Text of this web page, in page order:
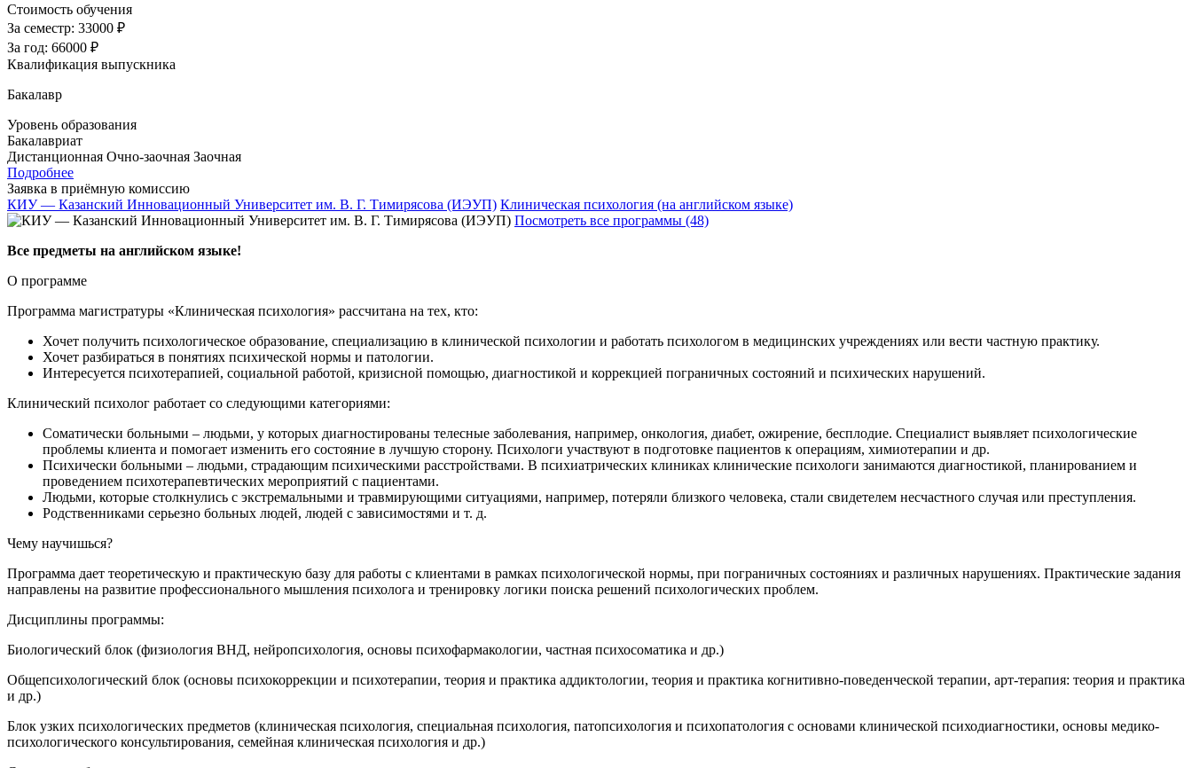
Стоимость обучения
За семестр: 33000 ₽
За год: 66000 ₽
Квалификация выпускника
Бакалавр
Уровень образования
Бакалавриат
Дистанционная Очно-заочная Заочная
Подробнее
Заявка в приёмную комиссию
КИУ — Казанский Инновационный Университет им. В. Г. Тимирясова (ИЭУП) Клиническая психология (на английском языке)
Посмотреть все программы (48)
Все предметы на английском языке!
О программе
Программа магистратуры «Клиническая психология» рассчитана на тех, кто:
Хочет получить психологическое образование, специализацию в клинической психологии и работать психологом в медицинских учреждениях или вести частную практику.
Хочет разбираться в понятиях психической нормы и патологии.
Интересуется психотерапией, социальной работой, кризисной помощью, диагностикой и коррекцией пограничных состояний и психических нарушений.
Клинический психолог работает со следующими категориями:
Соматически больными – людьми, у которых диагностированы телесные заболевания, например, онкология, диабет, ожирение, бесплодие. Специалист выявляет психологические
проблемы клиента и помогает изменить его состояние в лучшую сторону. Психологи участвуют в подготовке пациентов к операциям, химиотерапии и др.
Психически больными – людьми, страдающим психическими расстройствами. В психиатрических клиниках клинические психологи занимаются диагностикой, планированием и
проведением психотерапевтических мероприятий с пациентами.
Людьми, которые столкнулись с экстремальными и травмирующими ситуациями, например, потеряли близкого человека, стали свидетелем несчастного случая или преступления.
Родственниками серьезно больных людей, людей с зависимостями и т. д.
Чему научишься?
Программа дает теоретическую и практическую базу для работы с клиентами в рамках психологической нормы, при пограничных состояниях и различных нарушениях. Практические задания
направлены на развитие профессионального мышления психолога и тренировку логики поиска решений психологических проблем.
Дисциплины программы:
Биологический блок (физиология ВНД, нейропсихология, основы психофармакологии, частная психосоматика и др.)
Общепсихологический блок (основы психокоррекции и психотерапии, теория и практика аддиктологии, теория и практика когнитивно-поведенческой терапии, арт-терапия: теория и практика
и др.)
Блок узких психологических предметов (клиническая психология, специальная психология, патопсихология и психопатология с основами клинической психодиагностики, основы медико-
психологического консультирования, семейная клиническая психология и др.)